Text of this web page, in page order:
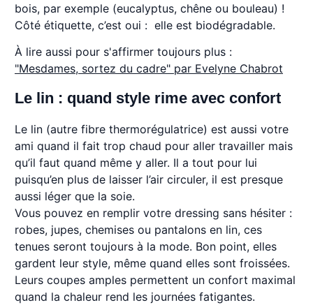
bois, par exemple (eucalyptus, chêne ou bouleau) !
Côté étiquette, c’est oui : elle est biodégradable.
À lire aussi pour s'affirmer toujours plus :
"Mesdames, sortez du cadre" par Evelyne Chabrot
Le lin : quand style rime avec confort
Le lin (autre fibre thermorégulatrice) est aussi votre
ami quand il fait trop chaud pour aller travailler mais
qu’il faut quand même y aller. Il a tout pour lui
puisqu’en plus de laisser l’air circuler, il est presque
aussi léger que la soie.
Vous pouvez en remplir votre dressing sans hésiter :
robes, jupes, chemises ou pantalons en lin, ces
tenues seront toujours à la mode. Bon point, elles
gardent leur style, même quand elles sont froissées.
Leurs coupes amples permettent un confort maximal
quand la chaleur rend les journées fatigantes.